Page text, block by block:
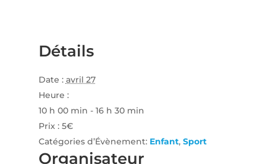
Détails
Date : avril 27
Heure :
10 h 00 min - 16 h 30 min
Prix : 5€
Catégories d’Évènement: Enfant, Sport
Organisateur